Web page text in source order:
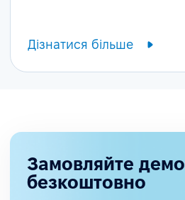
Дізнатися більше
Замовляйте демо
безкоштовно